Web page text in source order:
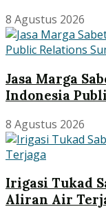
8 Agustus 2026
Jasa Marga
Indonesia
8 Agustus 2026
Irigasi Tukad
Aliran Air